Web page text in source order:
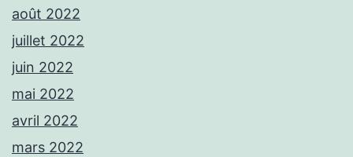
août 2022
juillet 2022
juin 2022
mai 2022
avril 2022
mars 2022